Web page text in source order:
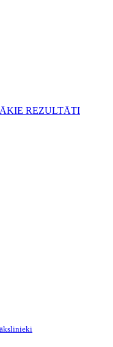
REZULTĀTI